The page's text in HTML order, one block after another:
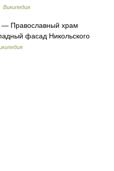
Википедия
— Православный храм
фасад Никольского